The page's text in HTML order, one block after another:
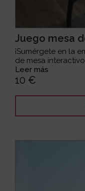
Juego mesa
¡Sumérgete en la
de mesa
Leer más
10 €